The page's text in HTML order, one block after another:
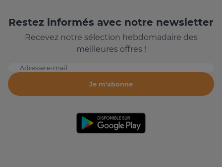
Restez informés avec notre newsletter
Recevez notre sélection hebdomadaire des
meilleures offres !
Adresse e-mail
Je m'abonne